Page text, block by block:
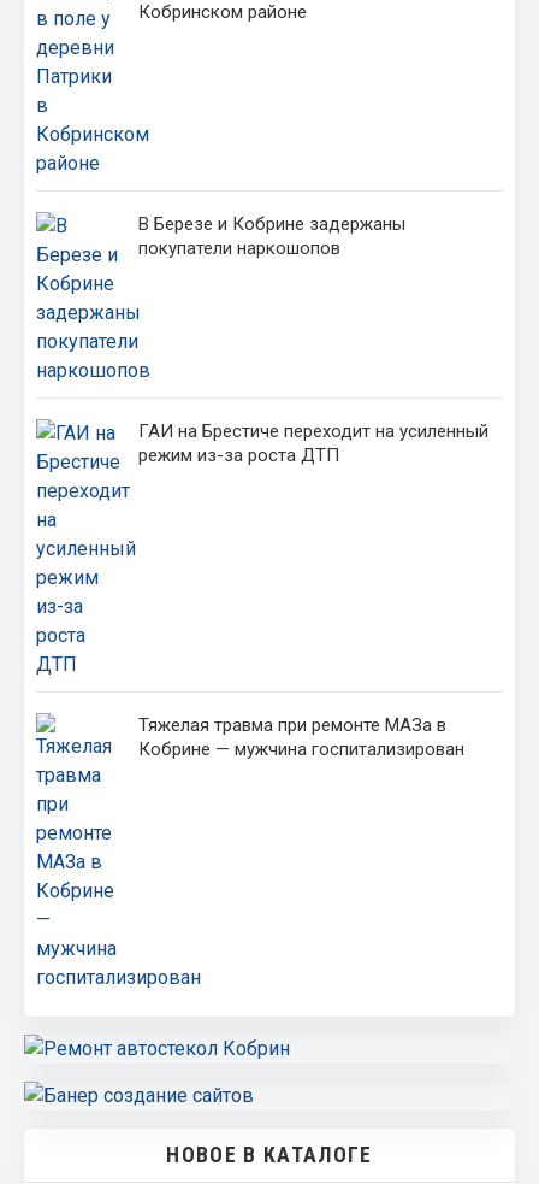
Кобринском районе
В Березе и Кобрине задержаны
покупатели наркошопов
ГАИ на Брестиче переходит на усиленный
режим из-за роста ДТП
Тяжелая травма при ремонте МАЗа в
Кобрине — мужчина госпитализирован
НОВОЕ В КАТАЛОГЕ